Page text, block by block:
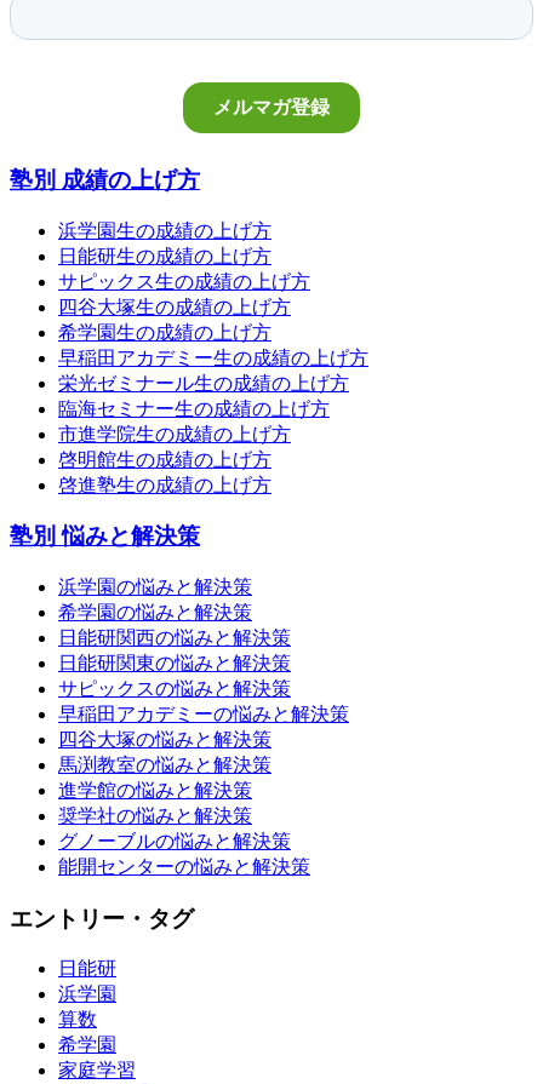
塾別 成績の上げ方
浜学園生の成績の上げ方
日能研生の成績の上げ方
サピックス生の成績の上げ方
四谷大塚生の成績の上げ方
希学園生の成績の上げ方
早稲田アカデミー生の成績の上げ方
栄光ゼミナール生の成績の上げ方
臨海セミナー生の成績の上げ方
市進学院生の成績の上げ方
啓明館生の成績の上げ方
啓進塾生の成績の上げ方
塾別 悩みと解決策
浜学園の悩みと解決策
希学園の悩みと解決策
日能研関西の悩みと解決策
日能研関東の悩みと解決策
サピックスの悩みと解決策
早稲田アカデミーの悩みと解決策
四谷大塚の悩みと解決策
馬渕教室の悩みと解決策
進学館の悩みと解決策
奨学社の悩みと解決策
グノーブルの悩みと解決策
能開センターの悩みと解決策
エントリー・タグ
日能研
浜学園
算数
希学園
家庭学習